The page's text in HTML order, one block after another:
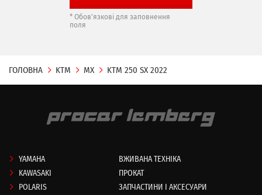
* Обов'язкові для заповнення
поля
ГОЛОВНА KTM MX KTM 250 SX 2022
YAMAHA
KAWASAKI
POLARIS
ВЖИВАНА ТЕХНІКА
ПРОКАТ
ЗАПЧАСТИНИ І АКСЕСУАРИ